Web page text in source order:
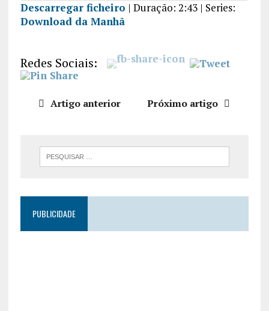
PARTILHA
INCORPO
RAR
Descarregar ficheiro | Duração: 2:43| Series:
Download da Manhã
Redes Sociais:
Artigo anterior Próximo artigo
PUBLICIDADE